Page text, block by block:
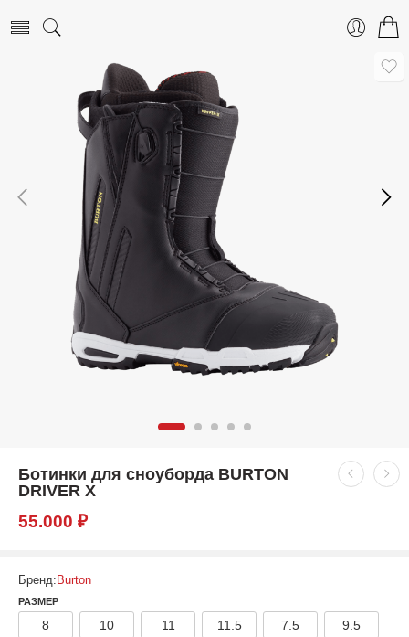
Ботинки для сноуборда BURTON
DRIVER X
55.000 ₽
Бренд: Burton
РАЗМЕР
8 10 11 11.5 7.5 9.5